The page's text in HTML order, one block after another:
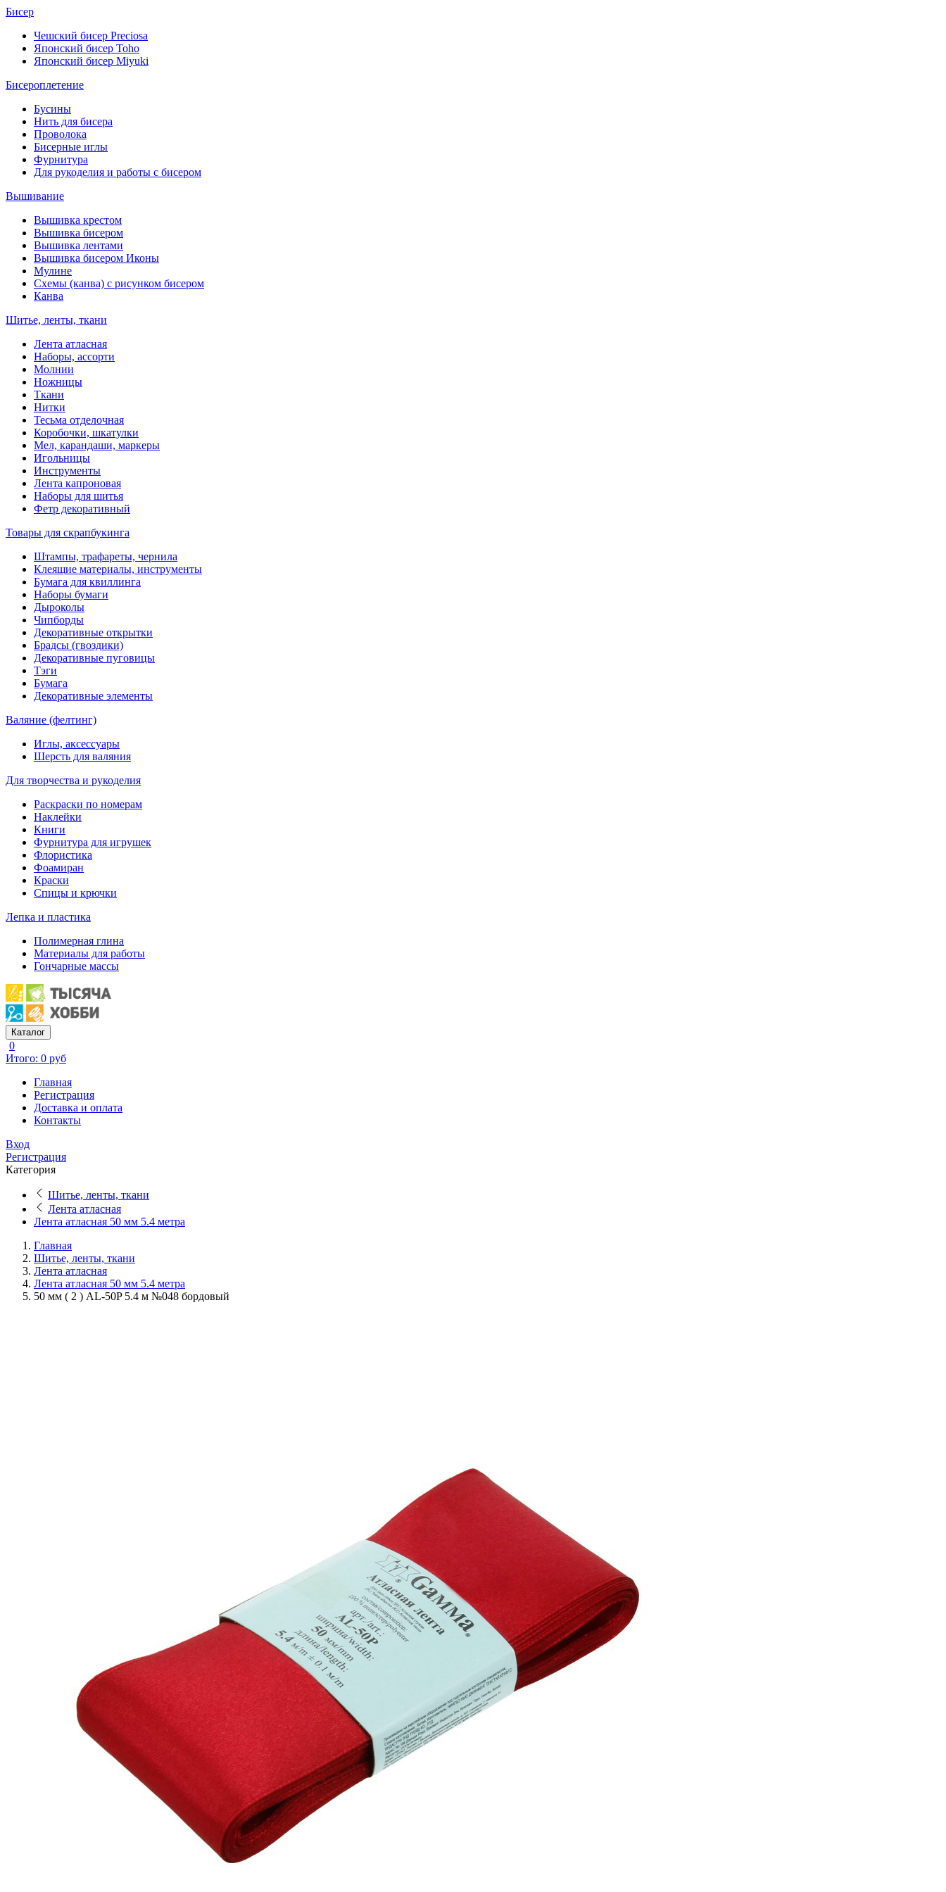
Бисер
Чешский бисер Preciosa
Японский бисер Toho
Японский бисер Miyuki
Бисероплетение
Бусины
Нить для бисера
Проволока
Бисерные иглы
Фурнитура
Для рукоделия и работы с бисером
Вышивание
Вышивка крестом
Вышивка бисером
Вышивка лентами
Вышивка бисером Иконы
Мулине
Схемы (канва) с рисунком бисером
Канва
Шитье, ленты, ткани
Лента атласная
Наборы, ассорти
Молнии
Ножницы
Ткани
Нитки
Тесьма отделочная
Коробочки, шкатулки
Мел, карандаши, маркеры
Игольницы
Инструменты
Лента капроновая
Наборы для шитья
Фетр декоративный
Товары для скрапбукинга
Штампы, трафареты, чернила
Клеящие материалы, инструменты
Бумага для квиллинга
Наборы бумаги
Дыроколы
Чипборды
Декоративные открытки
Брадсы (гвоздики)
Декоративные пуговицы
Тэги
Бумага
Декоративные элементы
Валяние (фелтинг)
Иглы, аксессуары
Шерсть для валяния
Для творчества и рукоделия
Раскраски по номерам
Наклейки
Книги
Фурнитура для игрушек
Флористика
Фоамиран
Краски
Спицы и крючки
Лепка и пластика
Полимерная глина
Материалы для работы
Гончарные массы
Каталог
0
Итого: 0 руб
Главная
Регистрация
Доставка и оплата
Контакты
Вход
Регистрация
Категория
Шитье, ленты, ткани
Лента атласная
Лента атласная 50 мм 5.4 метра
Главная
Шитье, ленты, ткани
Лента атласная
Лента атласная 50 мм 5.4 метра
50 мм ( 2 ) AL-50P 5.4 м №048 бордовый